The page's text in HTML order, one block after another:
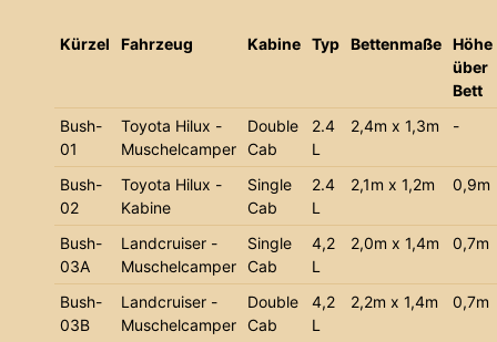
Kürzel Fahrzeug Kabine Typ Bettenmaße Höhe
über
Bett
Bush-
01
Toyota Hilux -
Muschelcamper
Double
Cab
2.4
L
2,4m x 1,3m -
Bush-
02
Toyota Hilux -
Kabine
Single
Cab
2.4
L
2,1m x 1,2m 0,9m
Bush-
03A
Landcruiser -
Muschelcamper
Single
Cab
4,2
L
2,0m x 1,4m 0,7m
Bush-
03B
Landcruiser -
Muschelcamper
Double
Cab
4,2
L
2,2m x 1,4m 0,7m